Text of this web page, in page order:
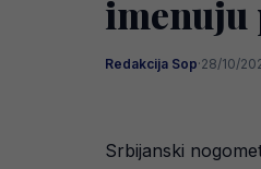
imenuju
Redakcija Sop·28/10/
Srbijanski